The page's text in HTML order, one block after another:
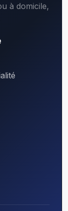
à domicile,